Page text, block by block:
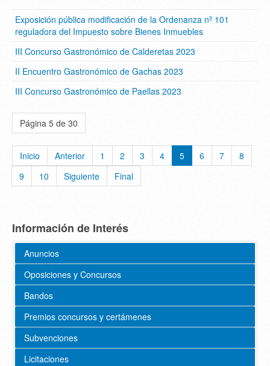
Exposición pública modificación de la Ordenanza nº 101
reguladora del Impuesto sobre Bienes Inmuebles
III Concurso Gastronómico de Calderetas 2023
II Encuentro Gastronómico de Gachas 2023
III Concurso Gastronómico de Paellas 2023
Página 5 de 30
Inicio Anterior 1 2 3 4 5 6 7
8
9
10 Siguiente Final
Información de Interés
Anuncios
Oposiciones y Concursos
Bandos
Premios concursos y certámenes
Subvenciones
Licitaciones